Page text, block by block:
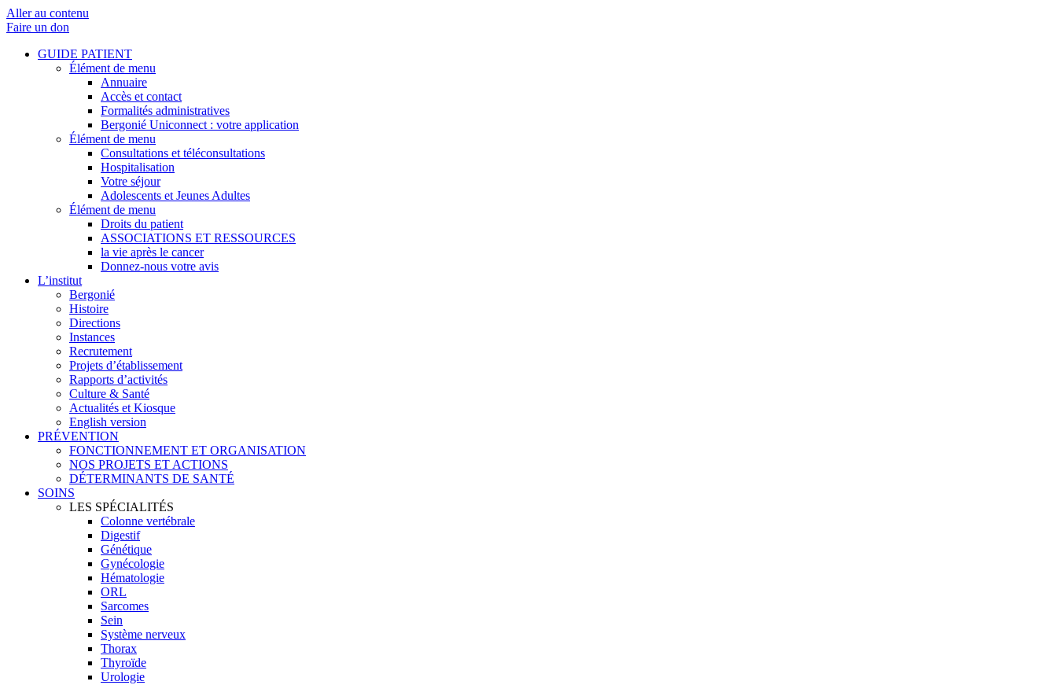
Aller au contenu
Faire un don
GUIDE PATIENT
Élément de menu
Annuaire
Accès et contact
Formalités administratives
Bergonié Uniconnect : votre application
Élément de menu
Consultations et téléconsultations
Hospitalisation
Votre séjour
Adolescents et Jeunes Adultes
Élément de menu
Droits du patient
ASSOCIATIONS ET RESSOURCES
la vie après le cancer
Donnez-nous votre avis
L’institut
Bergonié
Histoire
Directions
Instances
Recrutement
Projets d’établissement
Rapports d’activités
Culture & Santé
Actualités et Kiosque
English version
PRÉVENTION
FONCTIONNEMENT ET ORGANISATION
NOS PROJETS ET ACTIONS
DÉTERMINANTS DE SANTÉ
SOINS
LES SPÉCIALITÉS
Colonne vertébrale
Digestif
Génétique
Gynécologie
Hématologie
ORL
Sarcomes
Sein
Système nerveux
Thorax
Thyroïde
Urologie